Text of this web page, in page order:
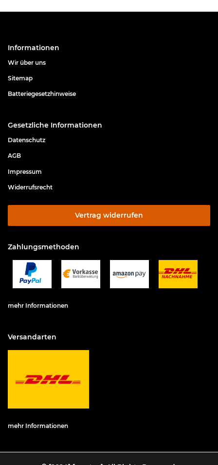
Informationen
Wir über uns
Sitemap
Batteriegesetzhinweise
Gesetzliche Informationen
Datenschutz
AGB
Impressum
Widerrufsrecht
Vertrag widerrufen
Zahlungsmethoden
mehr Informationen
Versandarten
mehr Informationen